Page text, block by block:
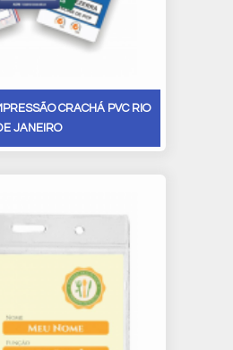
CRACHÁ PVC RIO
JANEIRO